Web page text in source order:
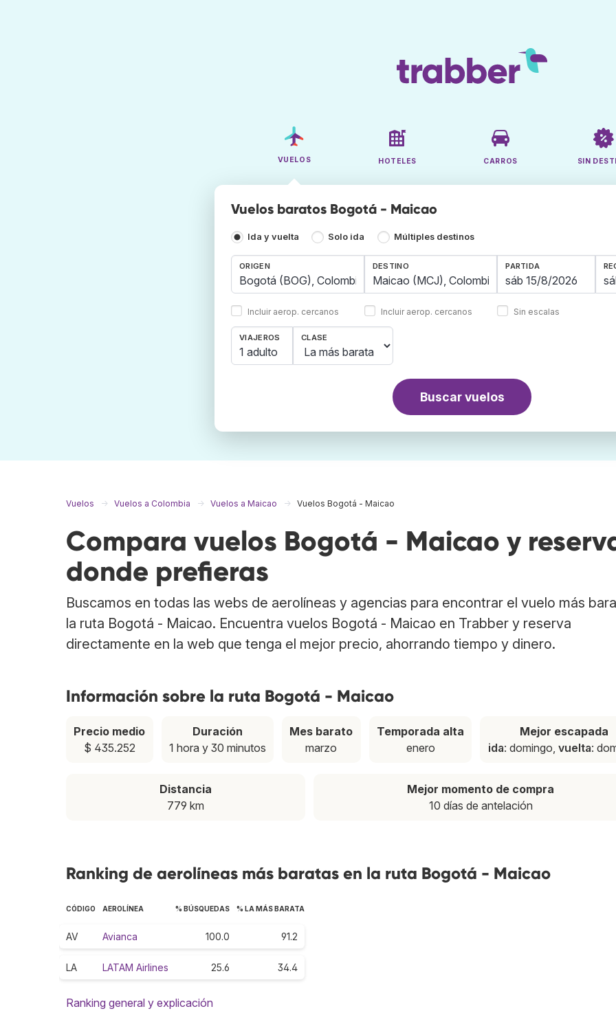
VUELOS HOTELES CARROS SIN
Vuelos baratos Bogotá - Maicao
Ida y vuelta Solo ida Múltiples destinos
ORIGEN
Incluir aerop. cercanos
DESTINO
Incluir aerop. cercanos
PARTIDA
Sin escalas
VIAJEROS
1 adulto
CLASE
Buscar vuelos
Vuelos Vuelos a Colombia Vuelos a Maicao Vuelos Bogotá - Maicao
Compara vuelos Bogotá - Maicao y
donde prefieras
Buscamos en todas las webs de aerolíneas y agencias para encontrar el vuelo más
la ruta Bogotá - Maicao. Encuentra vuelos Bogotá - Maicao en Trabber y reserva
directamente en la web que tenga el mejor precio, ahorrando tiempo y dinero.
Información sobre la ruta Bogotá - Maicao
Precio medio
$ 435.252
Duración
1 hora y 30 minutos
Mes barato
marzo
Temporada alta
enero
Mejor escapada
ida: domingo, vuelta:
Distancia
779 km
Mejor momento de compra
10 días de antelación
Ranking de aerolíneas más baratas en la ruta Bogotá - Maicao
CÓDIGO AEROLÍNEA % BÚSQUEDAS % LA MÁS BARATA
AV Avianca 100.0 91.2
LA LATAM Airlines 25.6 34.4
Ranking general y explicación